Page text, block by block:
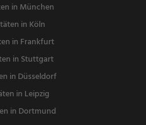
in München
in Köln
in Frankfurt
in Stuttgart
in Düsseldorf
in Leipzig
in Dortmund